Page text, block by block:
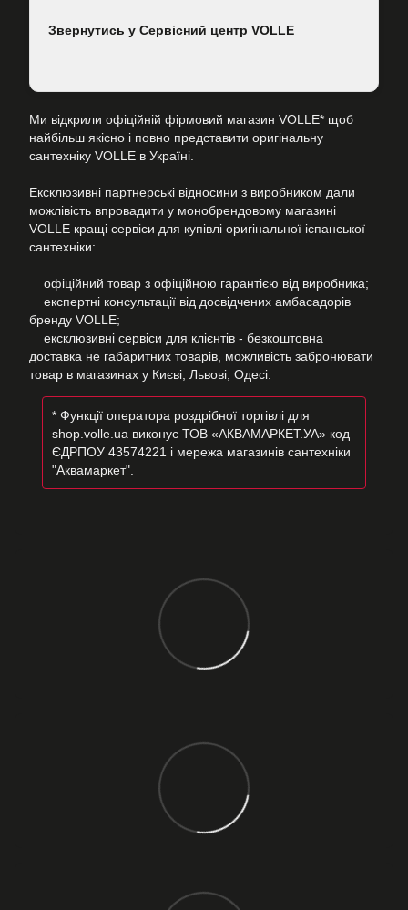
Звернутись у Сервісний центр VOLLE
Ми відкрили офіційній фірмовий магазин VOLLE* щоб
найбільш якісно і повно представити оригінальну
сантехніку VOLLE в Україні.
Ексклюзивні партнерські відносини з виробником дали
можлівість впровадити у монобрендовому магазині
VOLLE кращі сервіси для купівлі оригінальної іспанської
сантехніки:
офіційний товар з офіційною гарантією від виробника;
експертні консультації від досвідчених амбасадорів
бренду VOLLE;
ексклюзивні сервіси для клієнтів - безкоштовна
доставка не габаритних товарів, можливість забронювати
товар в магазинах у Києві, Львові, Одесі.
* Функції оператора роздрібної торгівлі для
shop.volle.ua виконує ТОВ «АКВАМАРКЕТ.УА» код
ЄДРПОУ 43574221 і мережа магазинів сантехніки
"Аквамаркет".